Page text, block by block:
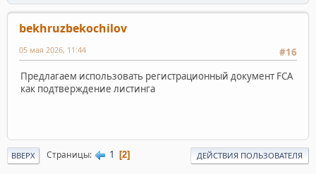
bekhruzbekochilov
#16
05 мая 2026, 11:44
Предлагаем использовать регистрационный документ FCA
как подтверждение листинга
ВВЕРХ Страницы 1 2 ДЕЙСТВИЯ ПОЛЬЗОВАТЕЛЯ